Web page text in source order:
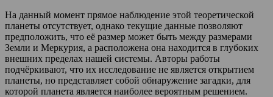
На данный момент прямое наблюдение этой теоретической
планеты отсутствует, однако текущие данные позволяют
предположить, что её размер может быть между размерами
Земли и Меркурия, а расположена она находится в глубоких
внешних пределах нашей системы. Авторы работы
подчёркивают, что их исследование не является открытием
планеты, но представляет собой обнаружение загадки, для
которой планета является наиболее вероятным решением.